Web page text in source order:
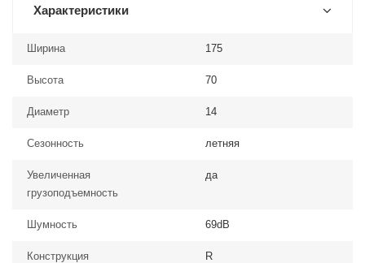
Характеристики
Ширина 175
Высота 70
Диаметр 14
Сезонность летняя
Увеличенная
грузоподъемность
да
Шумность 69dB
Конструкция R